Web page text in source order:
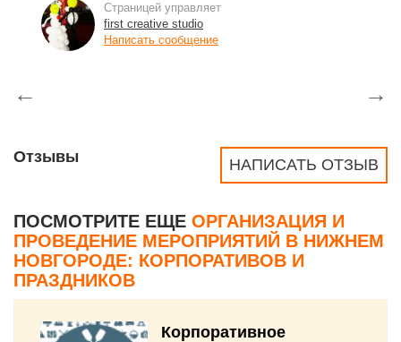
Страницей управляет
first creative studio
Написать сообщение
← →
НАПИСАТЬ ОТЗЫВ
Отзывы
ПОСМОТРИТЕ ЕЩЕ ОРГАНИЗАЦИЯ И
ПРОВЕДЕНИЕ МЕРОПРИЯТИЙ В НИЖНЕМ
НОВГОРОДЕ: КОРПОРАТИВОВ И
ПРАЗДНИКОВ
Корпоративное